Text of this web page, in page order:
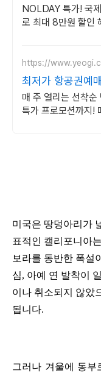
노선 특가
NOLDAY 특가! 국
로 최대 8만원 할인
https://
최저가 항공권예
소 묶음 할인 혜택
매 주 열리는 선착순
특가 프로모션까지!
미국은 땅덩아리가
표적인 캘리포니아
보라를 동반한 폭설
심, 아예 연 발착이
이나 취소되 지 않았
됩니다.
그러나 겨울에 동부